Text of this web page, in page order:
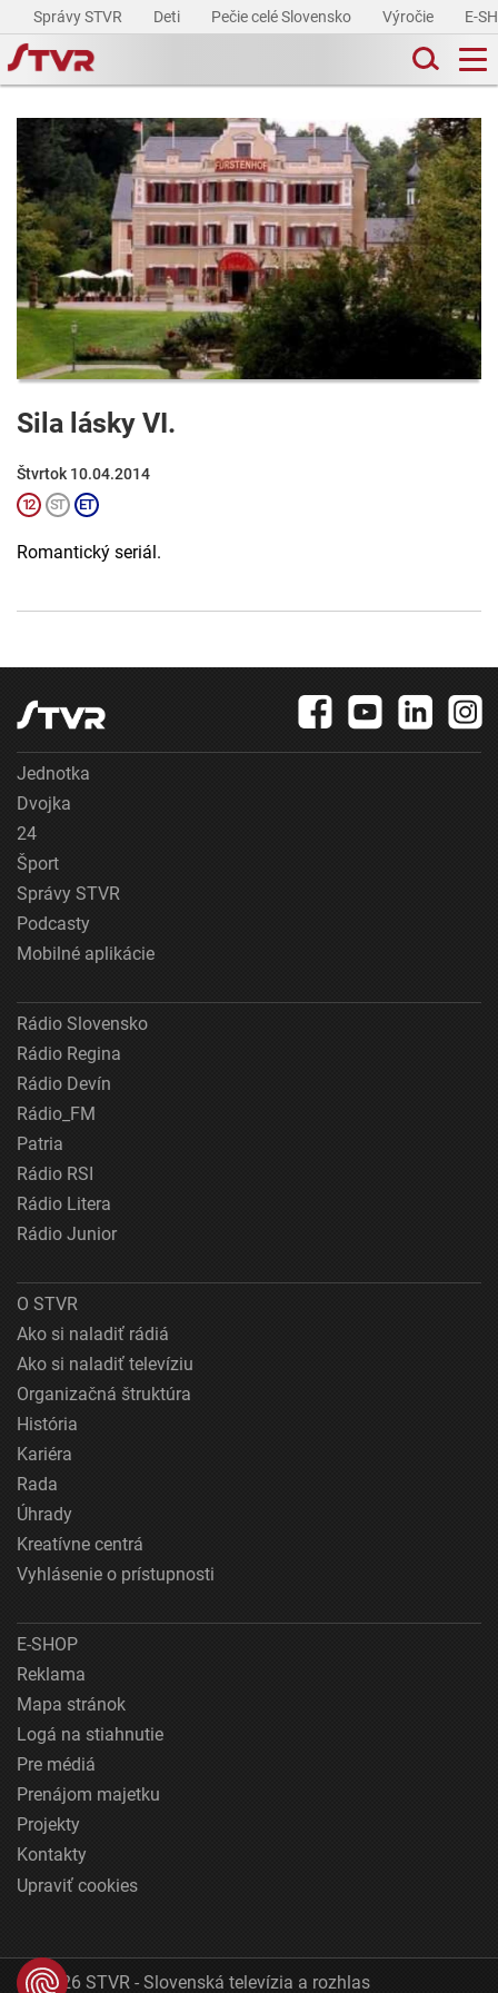
Správy STVR Deti Pečie celé Slovensko Výročie E-
Sila lásky VI.
Štvrtok 10.04.2014
Romantický seriál.
Jednotka
Dvojka
24
Šport
Správy STVR
Podcasty
Mobilné aplikácie
Rádio Slovensko
Rádio Regina
Rádio Devín
Rádio_FM
Patria
Rádio RSI
Rádio Litera
Rádio Junior
O STVR
Ako si naladiť rádiá
Ako si naladiť televíziu
Organizačná štruktúra
História
Kariéra
Rada
Úhrady
Kreatívne centrá
Vyhlásenie o prístupnosti
E-SHOP
Reklama
Mapa stránok
Logá na stiahnutie
Pre médiá
Prenájom majetku
Projekty
Kontakty
Upraviť cookies
© 2026 STVR - Slovenská televízia a rozhlas